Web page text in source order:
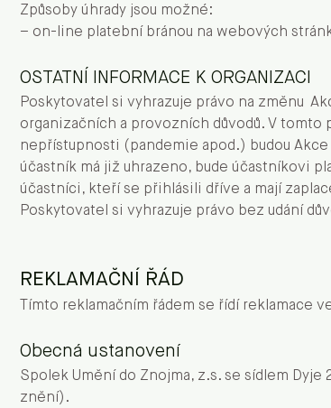
Způsoby úhrady jsou možné:
– on-line platební bránou na webových
OSTATNÍ INFORMACE K ORGANIZACI
Poskytovatel si vyhrazuje právo na změnu
organizačních a provozních důvodů. V tomto
nepřístupnosti (pandemie apod.) budou
účastník má již uhrazeno, bude účastníkovi
účastníci, kteří se přihlásili dříve a mají
Poskytovatel si vyhrazuje právo bez udání
REKLAMAČNÍ ŘÁD
Tímto reklamačním řádem se řídí
Obecná ustanovení
Spolek Umění do Znojma, z.s. se sídlem
znění).